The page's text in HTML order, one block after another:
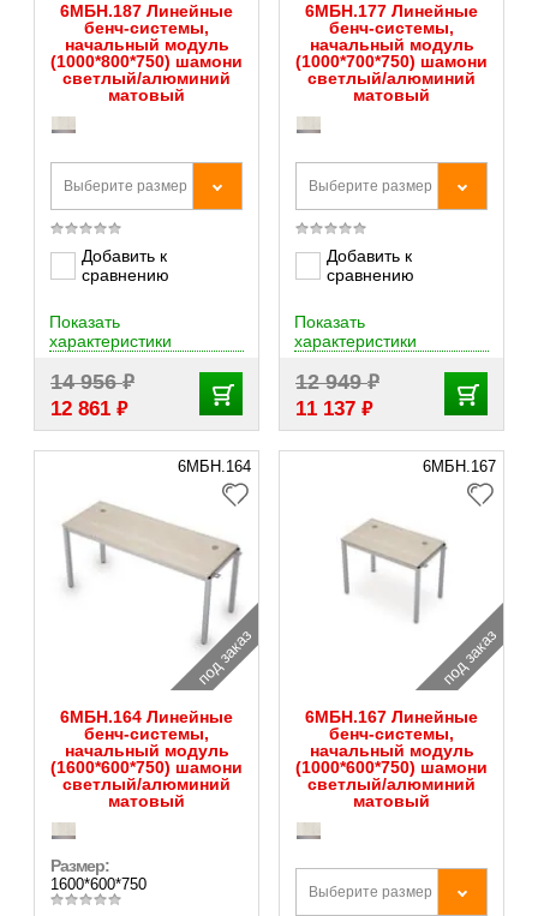
6МБН.187 Линейные
бенч-системы,
начальный модуль
(1000*800*750) шамони
светлый/алюминий
матовый
Выберите размер
Добавить к
сравнению
14 956₽
12 861 ₽
Показать
характеристики
6МБН.177 Линейные
бенч-системы,
начальный модуль
(1000*700*750) шамони
светлый/алюминий
матовый
Выберите размер
Добавить к
сравнению
12 949₽
11 137 ₽
Показать
характеристики
6МБН.164
под заказ
6МБН.164 Линейные
бенч-системы,
начальный модуль
(1600*600*750) шамони
светлый/алюминий
матовый
Размер:
1600*600*750
6МБН.167
под заказ
6МБН.167 Линейные
бенч-системы,
начальный модуль
(1000*600*750) шамони
светлый/алюминий
матовый
Выберите размер